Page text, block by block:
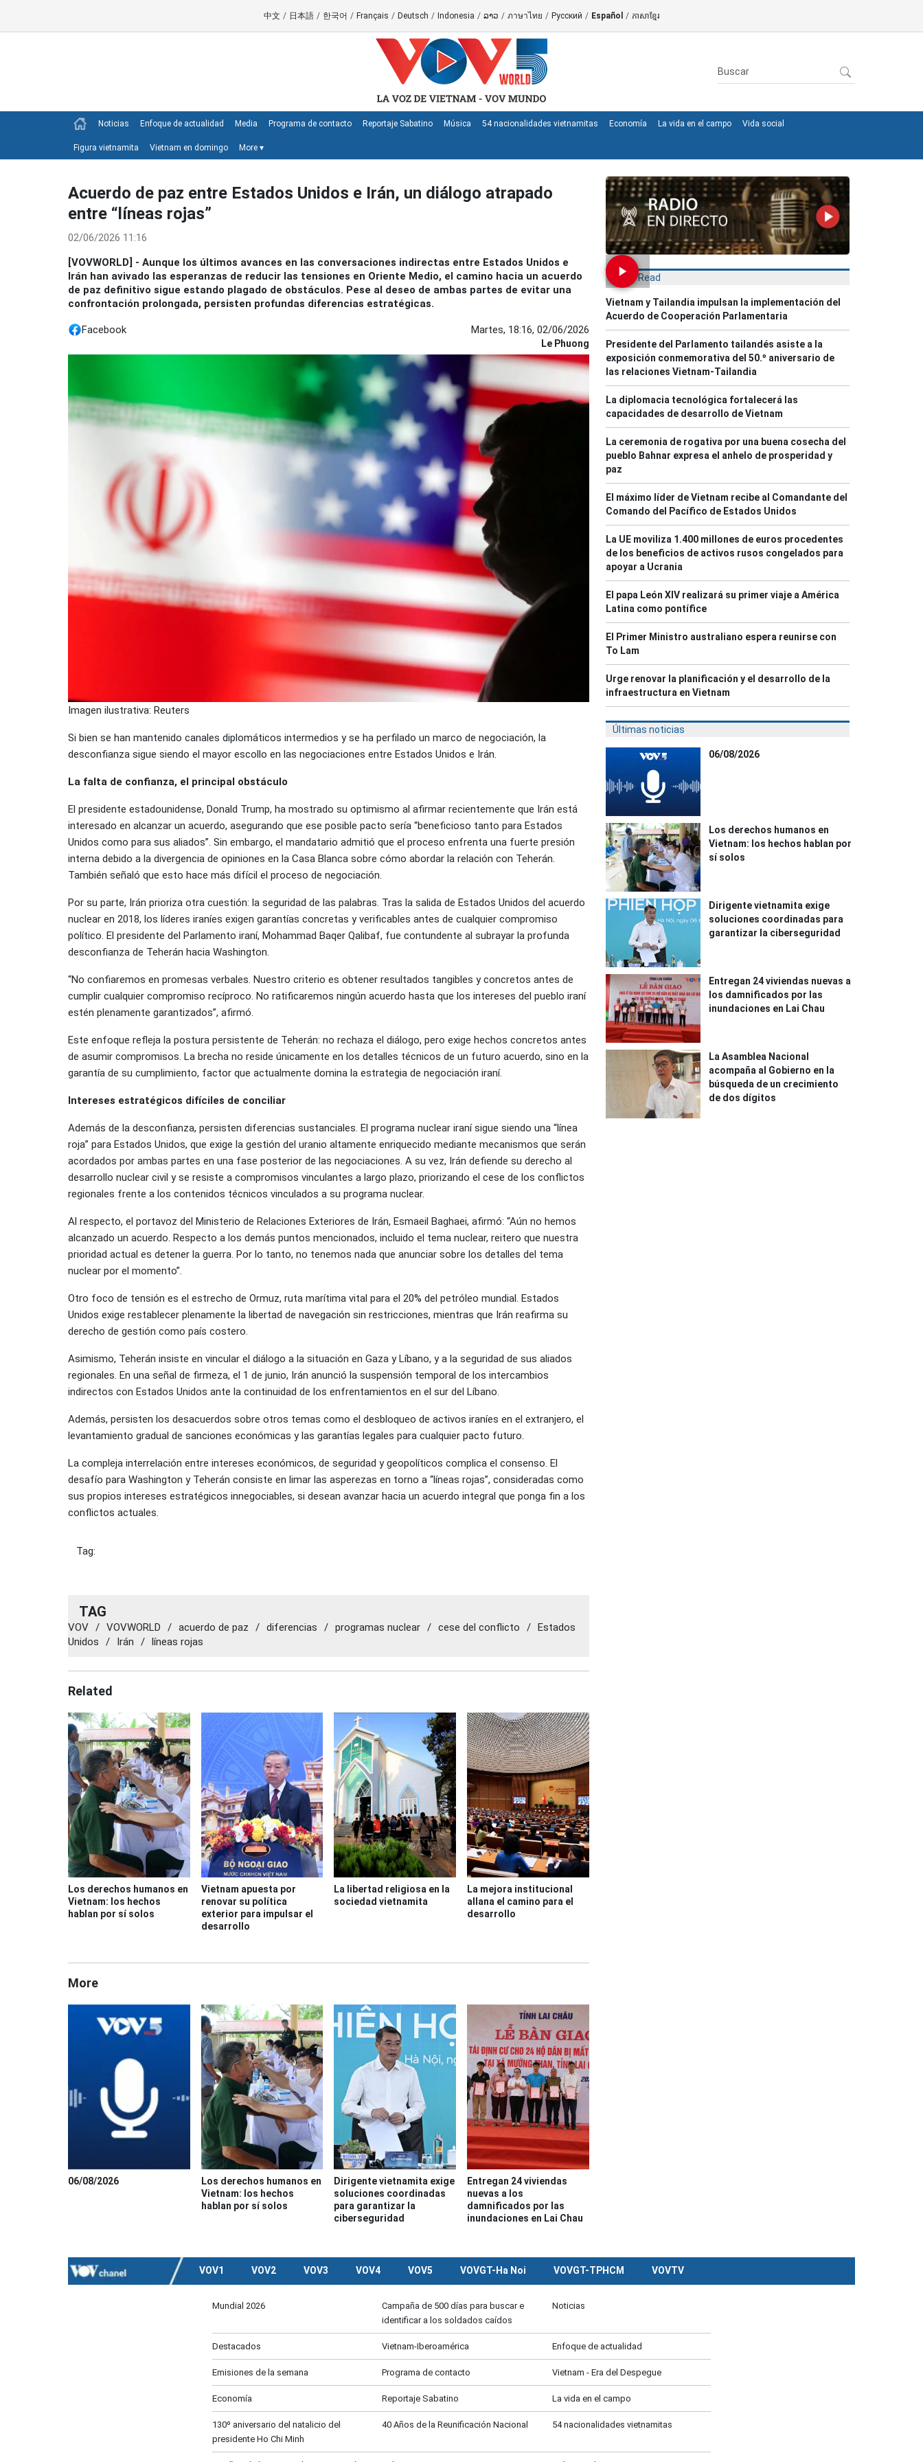
中文 / 日本語 / 한국어 / Français / Deutsch / Indonesia / ລາວ / ภาษาไทย / Русский / Español / ភាសាខ្មែរ
Noticias Enfoque de actualidad Media Programa de contacto Reportaje Sabatino Música 54 nacionalidades vietnamitas Economía La vida en el campo Vida social
Figura vietnamita Vietnam en domingo More ▾
Acuerdo de paz entre Estados Unidos e Irán, un diálogo atrapado
entre “líneas rojas”
02/06/2026 11:16
[VOVWORLD] - Aunque los últimos avances en las conversaciones indirectas entre Estados Unidos e
Irán han avivado las esperanzas de reducir las tensiones en Oriente Medio, el camino hacia un acuerdo
de paz definitivo sigue estando plagado de obstáculos. Pese al deseo de ambas partes de evitar una
confrontación prolongada, persisten profundas diferencias estratégicas.
Facebook Martes, 18:16, 02/06/2026
Le Phuong
Imagen ilustrativa: Reuters
Si bien se han mantenido canales diplomáticos intermedios y se ha perfilado un marco de negociación, la
desconfianza sigue siendo el mayor escollo en las negociaciones entre Estados Unidos e Irán.
La falta de confianza, el principal obstáculo
El presidente estadounidense, Donald Trump, ha mostrado su optimismo al afirmar recientemente que Irán está
interesado en alcanzar un acuerdo, asegurando que ese posible pacto sería “beneficioso tanto para Estados
Unidos como para sus aliados”. Sin embargo, el mandatario admitió que el proceso enfrenta una fuerte presión
interna debido a la divergencia de opiniones en la Casa Blanca sobre cómo abordar la relación con Teherán.
También señaló que esto hace más difícil el proceso de negociación.
Por su parte, Irán prioriza otra cuestión: la seguridad de las palabras. Tras la salida de Estados Unidos del acuerdo
nuclear en 2018, los líderes iraníes exigen garantías concretas y verificables antes de cualquier compromiso
político. El presidente del Parlamento iraní, Mohammad Baqer Qalibaf, fue contundente al subrayar la profunda
desconfianza de Teherán hacia Washington.
“No confiaremos en promesas verbales. Nuestro criterio es obtener resultados tangibles y concretos antes de
cumplir cualquier compromiso recíproco. No ratificaremos ningún acuerdo hasta que los intereses del pueblo iraní
estén plenamente garantizados”, afirmó.
Este enfoque refleja la postura persistente de Teherán: no rechaza el diálogo, pero exige hechos concretos antes
de asumir compromisos. La brecha no reside únicamente en los detalles técnicos de un futuro acuerdo, sino en la
garantía de su cumplimiento, factor que actualmente domina la estrategia de negociación iraní.
Intereses estratégicos difíciles de conciliar
Además de la desconfianza, persisten diferencias sustanciales. El programa nuclear iraní sigue siendo una “línea
roja” para Estados Unidos, que exige la gestión del uranio altamente enriquecido mediante mecanismos que serán
acordados por ambas partes en una fase posterior de las negociaciones. A su vez, Irán defiende su derecho al
desarrollo nuclear civil y se resiste a compromisos vinculantes a largo plazo, priorizando el cese de los conflictos
regionales frente a los contenidos técnicos vinculados a su programa nuclear.
Al respecto, el portavoz del Ministerio de Relaciones Exteriores de Irán, Esmaeil Baghaei, afirmó: “Aún no hemos
alcanzado un acuerdo. Respecto a los demás puntos mencionados, incluido el tema nuclear, reitero que nuestra
prioridad actual es detener la guerra. Por lo tanto, no tenemos nada que anunciar sobre los detalles del tema
nuclear por el momento”.
Otro foco de tensión es el estrecho de Ormuz, ruta marítima vital para el 20% del petróleo mundial. Estados
Unidos exige restablecer plenamente la libertad de navegación sin restricciones, mientras que Irán reafirma su
derecho de gestión como país costero.
Asimismo, Teherán insiste en vincular el diálogo a la situación en Gaza y Líbano, y a la seguridad de sus aliados
regionales. En una señal de firmeza, el 1 de junio, Irán anunció la suspensión temporal de los intercambios
indirectos con Estados Unidos ante la continuidad de los enfrentamientos en el sur del Líbano.
Además, persisten los desacuerdos sobre otros temas como el desbloqueo de activos iraníes en el extranjero, el
levantamiento gradual de sanciones económicas y las garantías legales para cualquier pacto futuro.
La compleja interrelación entre intereses económicos, de seguridad y geopolíticos complica el consenso. El
desafío para Washington y Teherán consiste en limar las asperezas en torno a “líneas rojas”, consideradas como
sus propios intereses estratégicos innegociables, si desean avanzar hacia un acuerdo integral que ponga fin a los
conflictos actuales.
Tag:
TAG
VOV / VOVWORLD / acuerdo de paz / diferencias / programas nuclear / cese del conflicto / Estados
Unidos
/ Irán / líneas rojas
Related
Los derechos humanos en
Vietnam: los hechos
hablan por sí solos
Vietnam apuesta por
renovar su política
exterior para impulsar el
desarrollo
La libertad religiosa en la
sociedad vietnamita
La mejora institucional
allana el camino para el
desarrollo
More
06/08/2026
Los derechos humanos en
Vietnam: los hechos
hablan por sí solos
Dirigente vietnamita exige
soluciones coordinadas
para garantizar la
ciberseguridad
Entregan 24 viviendas
nuevas a los
damnificados por las
inundaciones en Lai Chau
Most Read
Vietnam y Tailandia impulsan la implementación del
Acuerdo de Cooperación Parlamentaria
Presidente del Parlamento tailandés asiste a la
exposición conmemorativa del 50.º aniversario de
las relaciones Vietnam-Tailandia
La diplomacia tecnológica fortalecerá las
capacidades de desarrollo de Vietnam
La ceremonia de rogativa por una buena cosecha del
pueblo Bahnar expresa el anhelo de prosperidad y
paz
El máximo líder de Vietnam recibe al Comandante del
Comando del Pacífico de Estados Unidos
La UE moviliza 1.400 millones de euros procedentes
de los beneficios de activos rusos congelados para
apoyar a Ucrania
El papa León XIV realizará su primer viaje a América
Latina como pontífice
El Primer Ministro australiano espera reunirse con
To Lam
Urge renovar la planificación y el desarrollo de la
infraestructura en Vietnam
Últimas noticias
06/08/2026
Los derechos humanos en
Vietnam: los hechos hablan por
sí solos
Dirigente vietnamita exige
soluciones coordinadas para
garantizar la ciberseguridad
Entregan 24 viviendas nuevas a
los damnificados por las
inundaciones en Lai Chau
La Asamblea Nacional
acompaña al Gobierno en la
búsqueda de un crecimiento
de dos dígitos
VOV1 VOV2 VOV3 VOV4 VOV5 VOVGT-Ha Noi VOVGT-TPHCM VOVTV
Mundial 2026
Campaña de 500 días para buscar e
identificar a los soldados caídos
Noticias
Destacados Vietnam-Iberoamérica Enfoque de actualidad
Emisiones de la semana Programa de contacto Vietnam - Era del Despegue
Economía Reportaje Sabatino La vida en el campo
130º aniversario del natalicio del
presidente Ho Chi Minh
40 Años de la Reunificación Nacional 54 nacionalidades vietnamitas